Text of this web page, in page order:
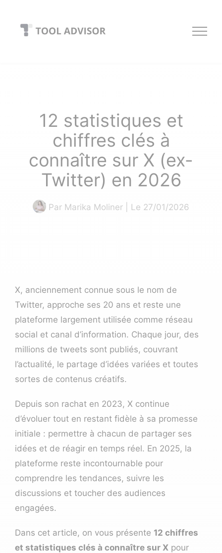
content
12 statistiques et
chiffres clés à
connaître sur X (ex-
Twitter) en 2026
Par Marika Moliner | Le 27/01/2026
X, anciennement connue sous le nom de
Twitter, approche ses 20 ans et reste une
plateforme largement utilisée comme réseau
social et canal d’information. Chaque jour, des
millions de tweets sont publiés, couvrant
l’actualité, le partage d’idées variées et toutes
sortes de contenus créatifs.
Depuis son rachat en 2023, X continue
d’évoluer tout en restant fidèle à sa promesse
initiale : permettre à chacun de partager ses
idées et de réagir en temps réel. En 2025, la
plateforme reste incontournable pour
comprendre les tendances, suivre les
discussions et toucher des audiences
engagées.
Dans cet article, on vous présente 12 chiffres
et statistiques clés à connaître sur X pour